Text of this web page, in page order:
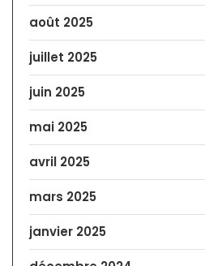
août 2025
juillet 2025
juin 2025
mai 2025
avril 2025
mars 2025
janvier 2025